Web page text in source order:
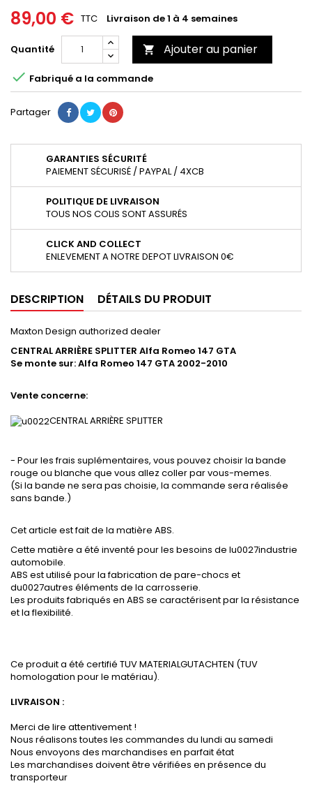
89,00 € TTC Livraison de 1 à 4 semaines
Quantité  Ajouter au panier
 Fabriqué a la commande
Partager
GARANTIES SÉCURITÉ
PAIEMENT SÉCURISÉ / PAYPAL / 4XCB
POLITIQUE DE LIVRAISON
TOUS NOS COLIS SONT ASSURÉS
CLICK AND COLLECT
ENLEVEMENT A NOTRE DEPOT LIVRAISON 0€
DESCRIPTION DÉTAILS DU PRODUIT
Maxton Design authorized dealer
CENTRAL ARRIÈRE SPLITTER Alfa Romeo 147 GTA
Se monte sur:Alfa Romeo 147 GTA 2002-2010
Vente concerne:
CENTRAL ARRIÈRE SPLITTER
- Pour les frais suplémentaires, vous pouvez choisir la bande
rouge ou blanche que vous allez coller par vous-memes.
(Si la bande ne sera pas choisie, la commande sera réalisée
sans bande.)
Cet article est fait de la matière ABS.
Cette matière a été inventé pour les besoins de lu0027industrie
automobile.
ABS est utilisé pour la fabrication de pare-chocs et
du0027autres éléments de la carrosserie.
Les produits fabriqués en ABS se caractérisent par la résistance
et la flexibilité.
Ce produit a été certifié TUV MATERIALGUTACHTEN (TUV
homologation pour le matériau).
LIVRAISON :
Merci de lire attentivement !
Nous réalisons toutes les commandes du lundi au samedi
Nous envoyons des marchandises en parfait état
Les marchandises doivent être vérifiées en présence du
transporteur